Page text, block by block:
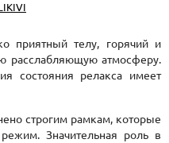
приятный телу, горячий и
расслабляющую атмосферу.
состояния релакса имеет
строгим рамкам, которые
Значительная роль в